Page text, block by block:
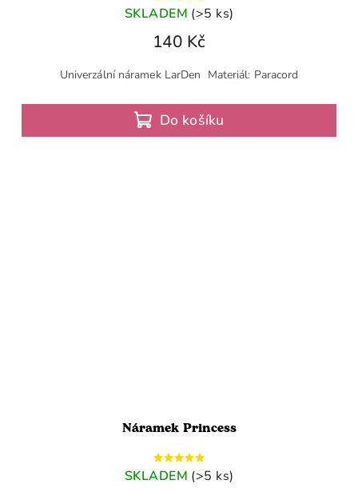
SKLADEM (>5 ks)
140 Kč
Do košíku
Univerzální náramek LarDen Materiál: Paracord
Náramek Princess
SKLADEM (>5 ks)